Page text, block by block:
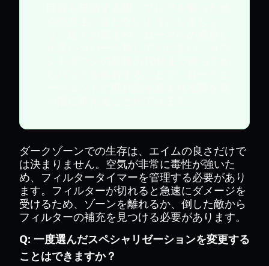
ダークゾーンでの生存は、エイムの良さだけで
は決まりません。空気が非常に毒性が強いた
め、フィルタータイマーを管理する必要があり
ます。フィルターが切れると急速にダメージを
受けるため、ゾーンを離れるか、倒した敵から
フィルターの補充を見つける必要があります。
Q: 一度選んだスペシャリゼーションを変更する
ことはできますか？